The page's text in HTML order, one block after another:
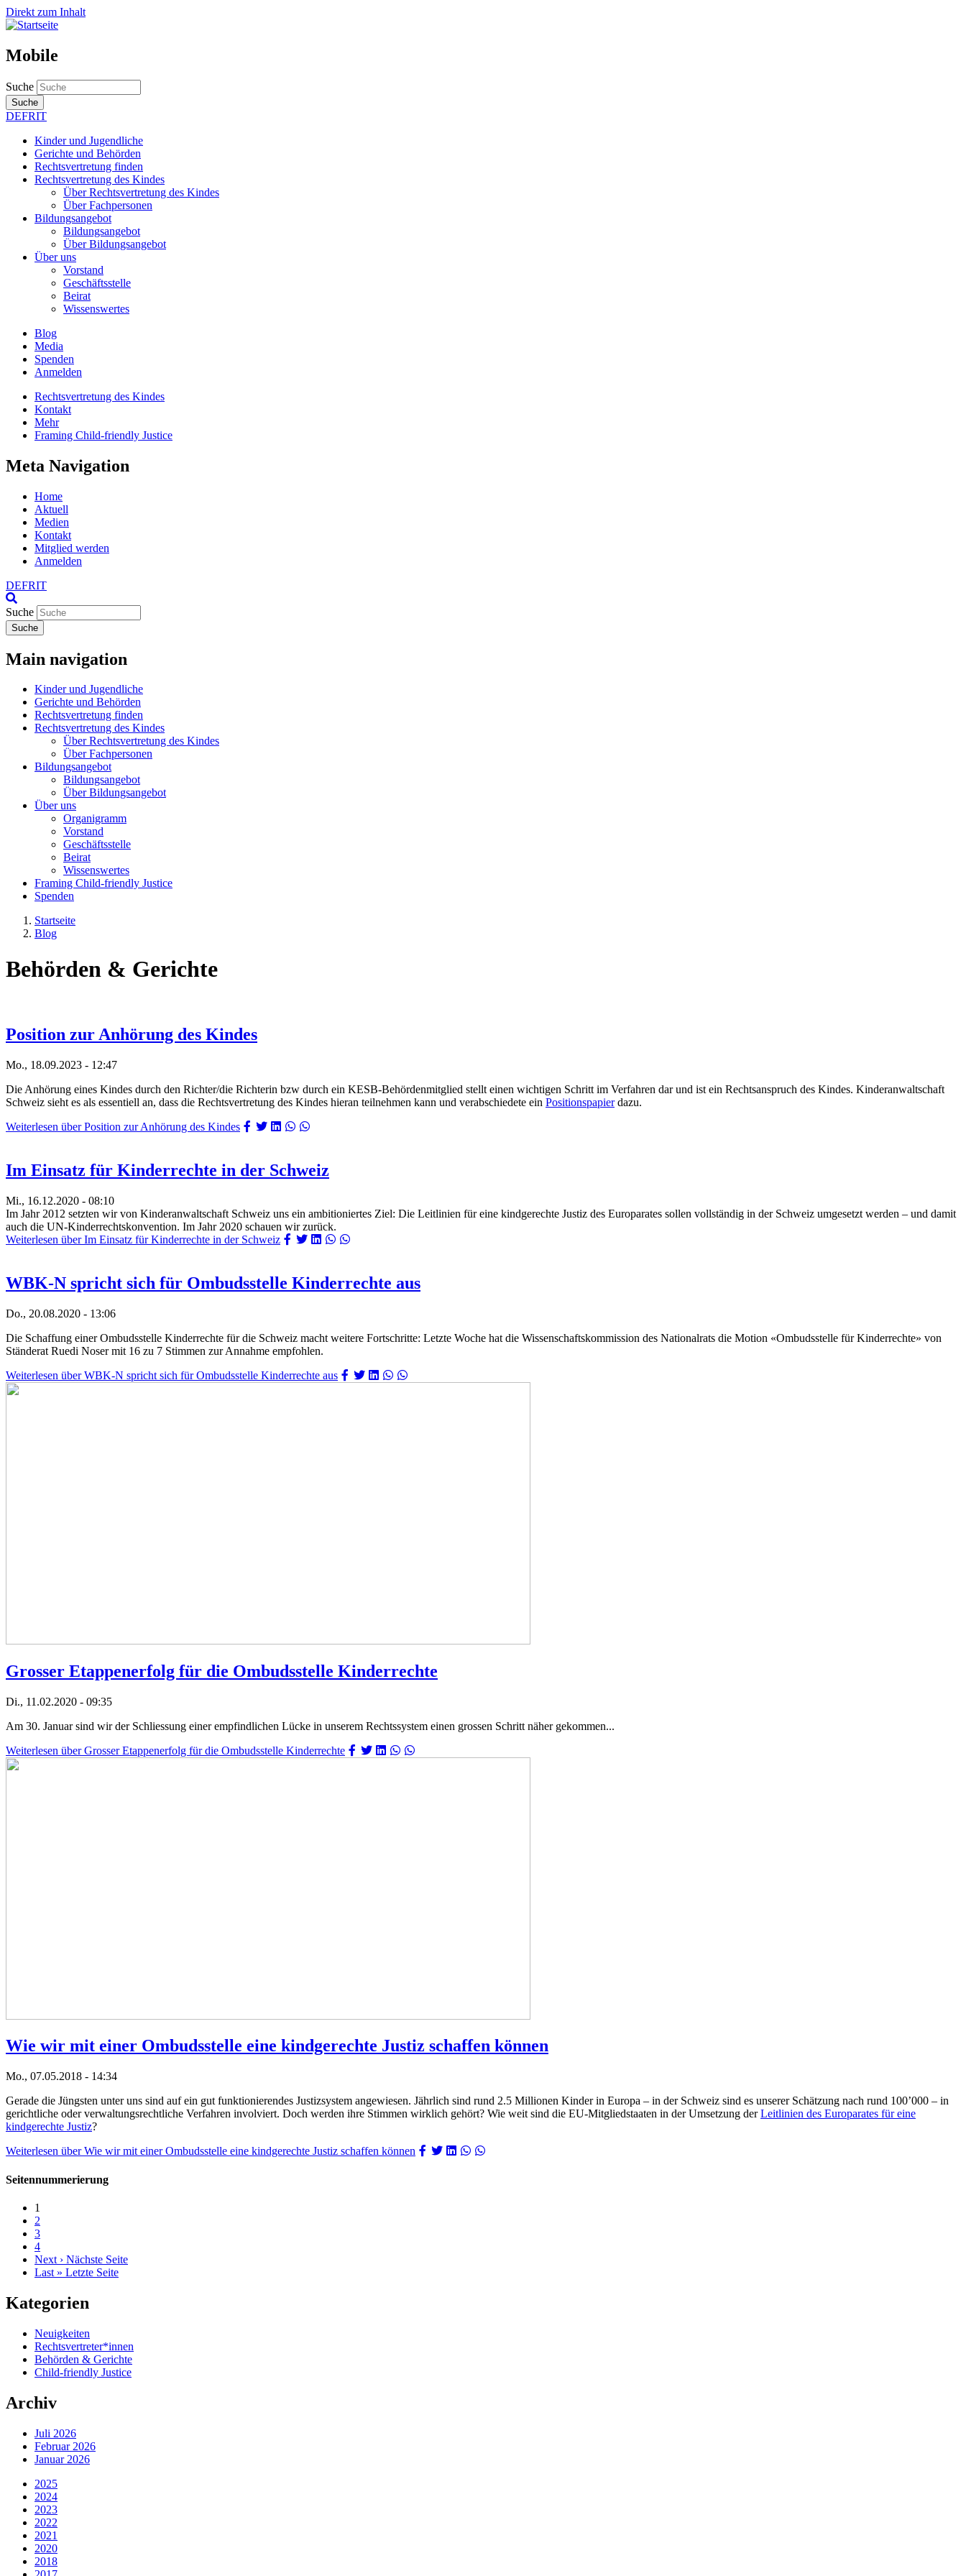
Direkt zum Inhalt
Mobile
Suche
Suche
DEFRIT
Kinder und Jugendliche
Gerichte und Behörden
Rechtsvertretung finden
Rechtsvertretung des Kindes
Über Rechtsvertretung des Kindes
Über Fachpersonen
Bildungsangebot
Bildungsangebot
Über Bildungsangebot
Über uns
Vorstand
Geschäftsstelle
Beirat
Wissenswertes
Blog
Media
Spenden
Anmelden
Rechtsvertretung des Kindes
Kontakt
Mehr
Framing Child-friendly Justice
Meta Navigation
Home
Aktuell
Medien
Kontakt
Mitglied werden
Anmelden
DEFRIT
Suche
Suche
Main navigation
Kinder und Jugendliche
Gerichte und Behörden
Rechtsvertretung finden
Rechtsvertretung des Kindes
Über Rechtsvertretung des Kindes
Über Fachpersonen
Bildungsangebot
Bildungsangebot
Über Bildungsangebot
Über uns
Organigramm
Vorstand
Geschäftsstelle
Beirat
Wissenswertes
Framing Child-friendly Justice
Spenden
Startseite
Blog
Behörden & Gerichte
Position zur Anhörung des Kindes
Mo., 18.09.2023 - 12:47
Die Anhörung eines Kindes durch den Richter/die Richterin bzw durch ein KESB-Behördenmitglied stellt einen wichtigen Schritt im Verfahren dar und ist ein Rechtsanspruch des Kindes. Kinderanwaltschaft
Schweiz sieht es als essentiell an, dass die Rechtsvertretung des Kindes hieran teilnehmen kann und verabschiedete ein Positionspapierdazu.
Weiterlesen über Position zur Anhörung des Kindes
Im Einsatz für Kinderrechte in der Schweiz
Mi., 16.12.2020 - 08:10
Im Jahr 2012 setzten wir von Kinderanwaltschaft Schweiz uns ein ambitioniertes Ziel: Die Leitlinien für eine kindgerechte Justiz des Europarates sollen vollständig in der Schweiz umgesetzt werden – und damit
auch die UN-Kinderrechtskonvention. Im Jahr 2020 schauen wir zurück.
Weiterlesen über Im Einsatz für Kinderrechte in der Schweiz
WBK-N spricht sich für Ombudsstelle Kinderrechte aus
Do., 20.08.2020 - 13:06
Die Schaffung einer Ombudsstelle Kinderrechte für die Schweiz macht weitere Fortschritte: Letzte Woche hat die Wissenschaftskommission des Nationalrats die Motion «Ombudsstelle für Kinderrechte» von
Ständerat Ruedi Noser mit 16 zu 7 Stimmen zur Annahme empfohlen.
Weiterlesen über WBK-N spricht sich für Ombudsstelle Kinderrechte aus
Grosser Etappenerfolg für die Ombudsstelle Kinderrechte
Di., 11.02.2020 - 09:35
Am 30. Januar sind wir der Schliessung einer empfindlichen Lücke in unserem Rechtssystem einen grossen Schritt näher gekommen...
Weiterlesen über Grosser Etappenerfolg für die Ombudsstelle Kinderrechte
Wie wir mit einer Ombudsstelle eine kindgerechte Justiz schaffen können
Mo., 07.05.2018 - 14:34
Gerade die Jüngsten unter uns sind auf ein gut funktionierendes Justizsystem angewiesen. Jährlich sind rund 2.5 Millionen Kinder in Europa – in der Schweiz sind es unserer Schätzung nach rund 100’000 – in
gerichtliche oder verwaltungsrechtliche Verfahren involviert. Doch werden ihre Stimmen wirklich gehört? Wie weit sind die EU-Mitgliedstaaten in der Umsetzung derLeitlinien des Europarates für eine
kindgerechte Justiz?
Weiterlesen über Wie wir mit einer Ombudsstelle eine kindgerechte Justiz schaffen können
Seitennummerierung
1
2
3
4
Next › Nächste Seite
Last » Letzte Seite
Kategorien
Neuigkeiten
Rechtsvertreter*innen
Behörden & Gerichte
Child-friendly Justice
Archiv
Juli 2026
Februar 2026
Januar 2026
2025
2024
2023
2022
2021
2020
2018